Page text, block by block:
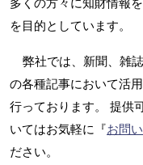
を目的としています。
弊社では、新聞、雑
の各種記事において活
行っております。 提供
いてはお気軽に『お問
ださい。